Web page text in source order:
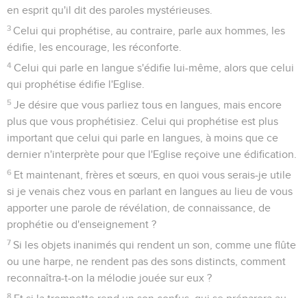
en esprit qu'il dit des paroles mystérieuses.
3 Celui qui prophétise, au contraire, parle aux hommes, les
édifie, les encourage, les réconforte.
4 Celui qui parle en langue s'édifie lui-même, alors que celui
qui prophétise édifie l'Eglise.
5 Je désire que vous parliez tous en langues, mais encore
plus que vous prophétisiez. Celui qui prophétise est plus
important que celui qui parle en langues, à moins que ce
dernier n'interprète pour que l'Eglise reçoive une édification.
6 Et maintenant, frères et sœurs, en quoi vous serais-je utile
si je venais chez vous en parlant en langues au lieu de vous
apporter une parole de révélation, de connaissance, de
prophétie ou d'enseignement ?
7 Si les objets inanimés qui rendent un son, comme une flûte
ou une harpe, ne rendent pas des sons distincts, comment
reconnaîtra-t-on la mélodie jouée sur eux ?
8